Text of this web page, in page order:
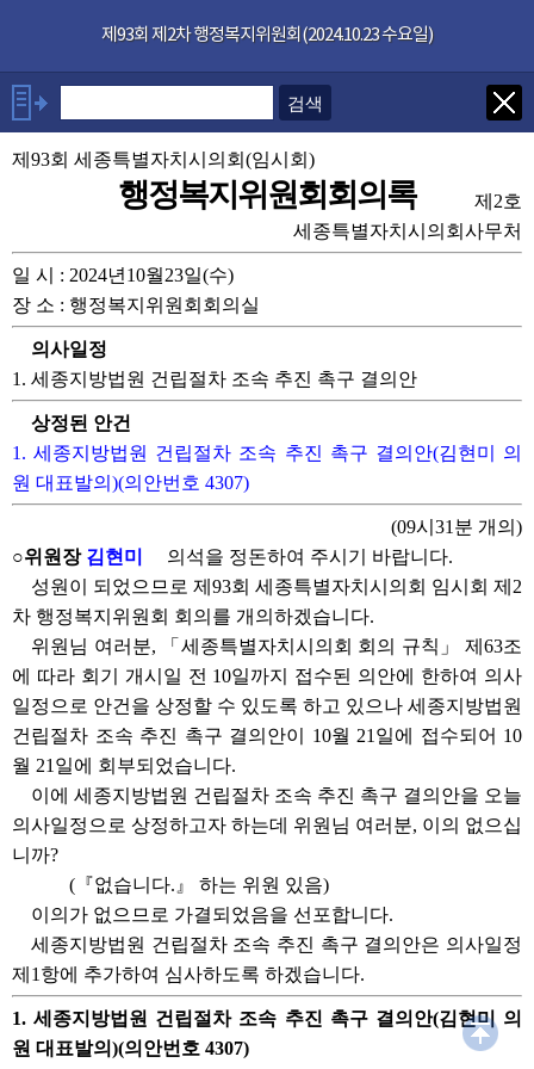
제93회 제2차 행정복지위원회(2024.10.23 수요일)
×
발언자
안건
관련회의록
제93회 세종특별자치시의회(임시회)
행정복지위원회회의록
제2호
세종특별자치시의회사무처
일 시 : 2024년10월23일(수)
장 소 : 행정복지위원회회의실
의사일정
1. 세종지방법원 건립절차 조속 추진 촉구 결의안
상정된 안건
1. 세종지방법원 건립절차 조속 추진 촉구 결의안(김현미 의
원 대표발의)(의안번호 4307)
(09시31분 개의)
○위원장 김현미
의석을 정돈하여 주시기 바랍니다.
성원이 되었으므로 제93회 세종특별자치시의회 임시회 제2
차 행정복지위원회 회의를 개의하겠습니다.
위원님 여러분, 「세종특별자치시의회 회의 규칙」 제63조
에 따라 회기 개시일 전 10일까지 접수된 의안에 한하여 의사
일정으로 안건을 상정할 수 있도록 하고 있으나 세종지방법원
건립절차 조속 추진 촉구 결의안이 10월 21일에 접수되어 10
월 21일에 회부되었습니다.
이에 세종지방법원 건립절차 조속 추진 촉구 결의안을 오늘
의사일정으로 상정하고자 하는데 위원님 여러분, 이의 없으십
니까?
(『없습니다.』 하는 위원 있음)
이의가 없으므로 가결되었음을 선포합니다.
세종지방법원 건립절차 조속 추진 촉구 결의안은 의사일정
제1항에 추가하여 심사하도록 하겠습니다.
1. 세종지방법원 건립절차 조속 추진 촉구 결의안(김현미 의
원 대표발의)(의안번호 4307)